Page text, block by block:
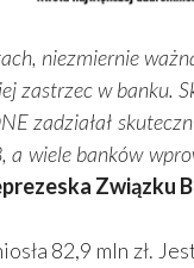
niezmiernie
zastrzec w
zadziałał
wiele banków
Związku
82,9 mln zł.